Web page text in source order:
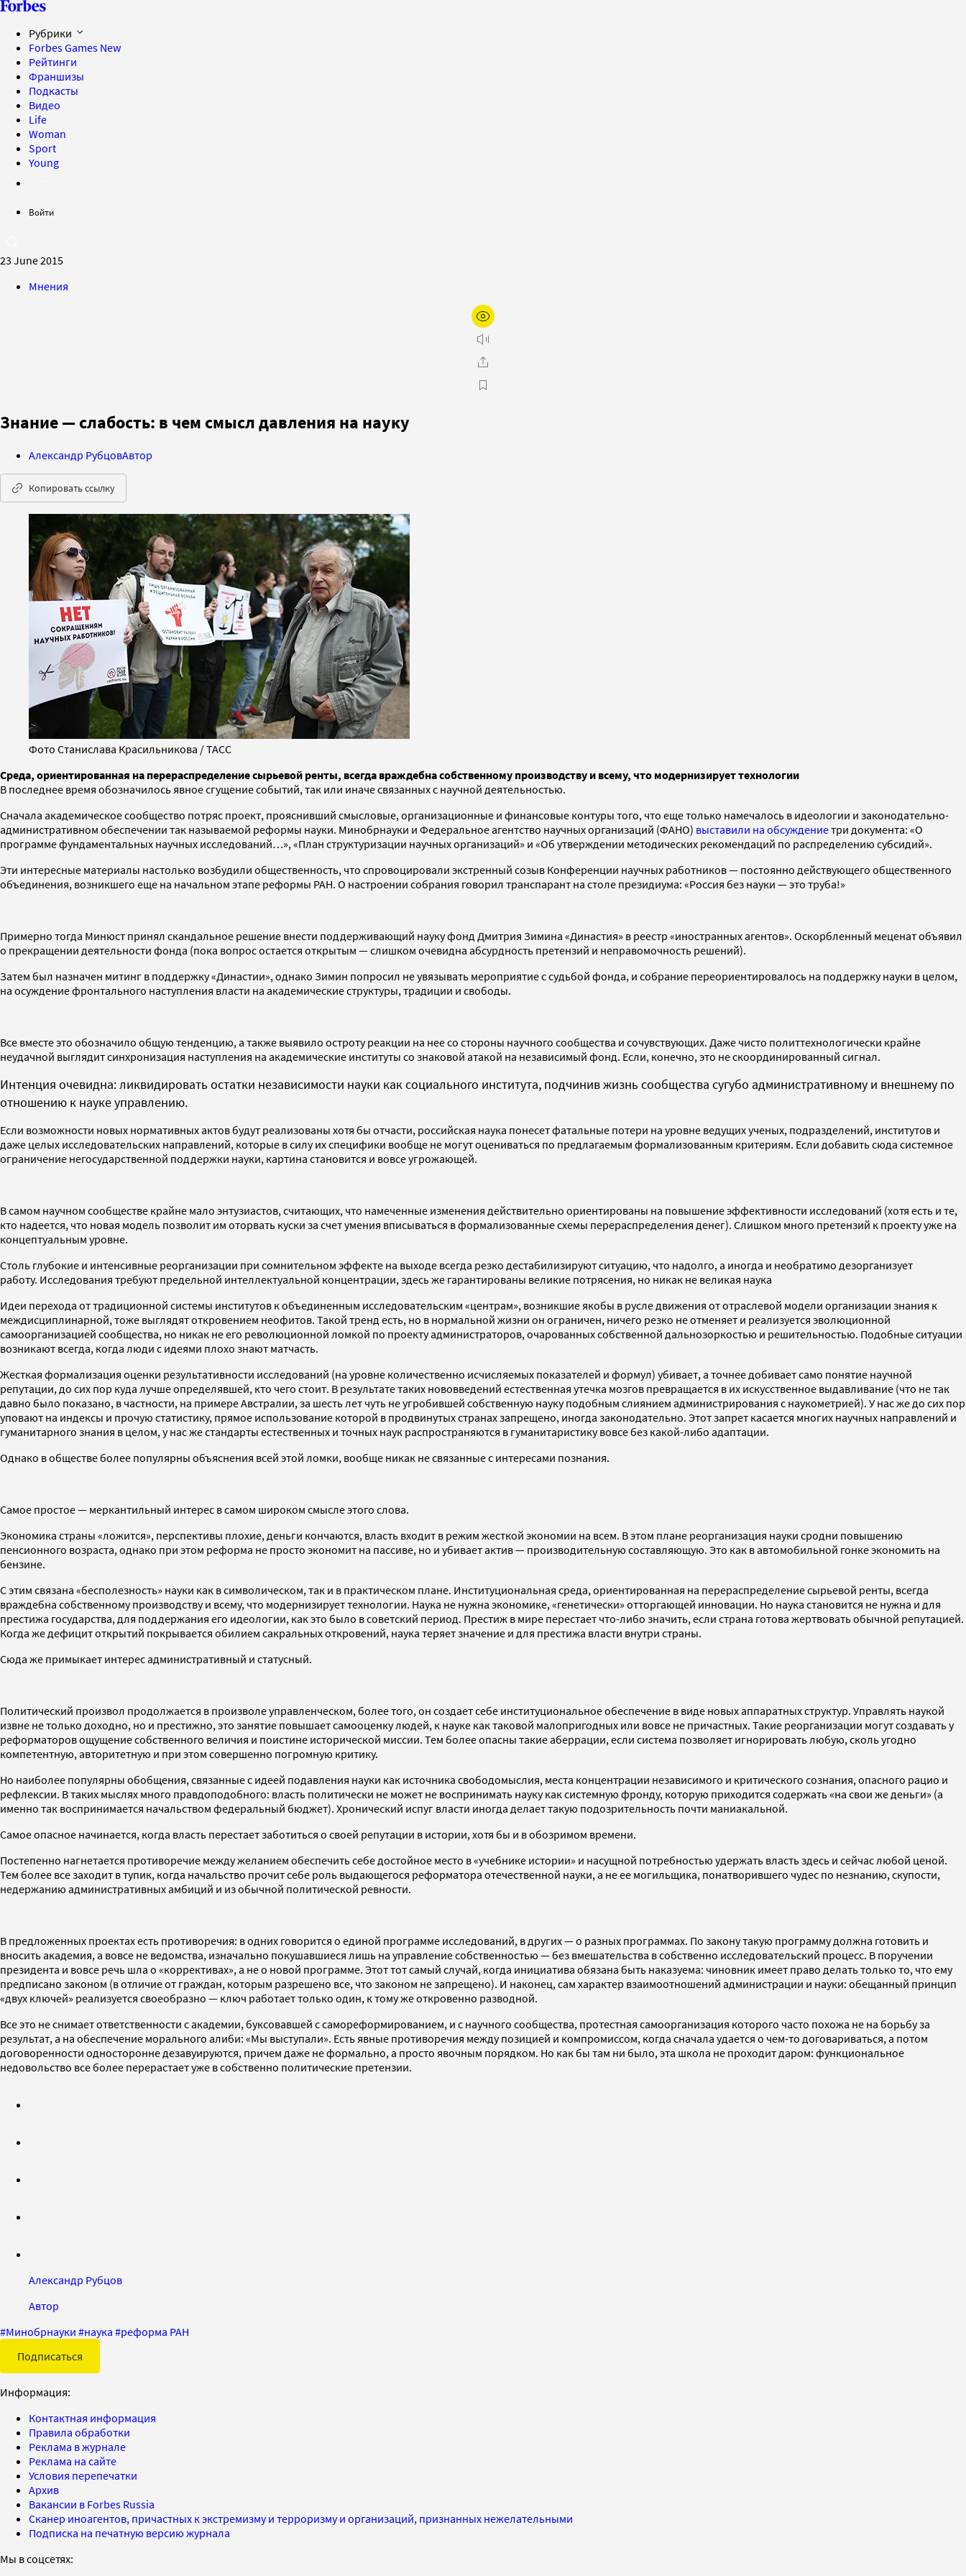
Рубрики
Forbes Games New
Рейтинги
Франшизы
Подкасты
Видео
Life
Woman
Sport
Young
Войти
23 June 2015
Мнения
Знание — слабость: в чем смысл давления на науку
Александр РубцовАвтор
Копировать ссылку
Фото Станислава Красильникова / ТАСС
Среда, ориентированная на перераспределение сырьевой ренты, всегда враждебна собственному производству и всему, что модернизирует технологии
В последнее время обозначилось явное сгущение событий, так или иначе связанных с научной деятельностью.
Сначала академическое сообщество потряс проект, прояснивший смысловые, организационные и финансовые контуры того, что еще только намечалось в идеологии и законодательно-
административном обеспечении так называемой реформы науки. Минобрнауки и Федеральное агентство научных организаций (ФАНО) выставили на обсуждениетри документа: «О
программе фундаментальных научных исследований…», «План структуризации научных организаций» и «Об утверждении методических рекомендаций по распределению субсидий».
Эти интересные материалы настолько возбудили общественность, что спровоцировали экстренный созыв Конференции научных работников — постоянно действующего общественного
объединения, возникшего еще на начальном этапе реформы РАН. О настроении собрания говорил транспарант на столе президиума: «Россия без науки — это труба!»
Примерно тогда Минюст принял скандальное решение внести поддерживающий науку фонд Дмитрия Зимина «Династия» в реестр «иностранных агентов». Оскорбленный меценат объявил
о прекращении деятельности фонда (пока вопрос остается открытым — слишком очевидна абсурдность претензий и неправомочность решений).
Затем был назначен митинг в поддержку «Династии», однако Зимин попросил не увязывать мероприятие с судьбой фонда, и собрание переориентировалось на поддержку науки в целом,
на осуждение фронтального наступления власти на академические структуры, традиции и свободы.
Все вместе это обозначило общую тенденцию, а также выявило остроту реакции на нее со стороны научного сообщества и сочувствующих. Даже чисто политтехнологически крайне
неудачной выглядит синхронизация наступления на академические институты со знаковой атакой на независимый фонд. Если, конечно, это не скоординированный сигнал.
Интенция очевидна: ликвидировать остатки независимости науки как социального института, подчинив жизнь сообщества сугубо административному и внешнему по
отношению к науке управлению.
Если возможности новых нормативных актов будут реализованы хотя бы отчасти, российская наука понесет фатальные потери на уровне ведущих ученых, подразделений, институтов и
даже целых исследовательских направлений, которые в силу их специфики вообще не могут оцениваться по предлагаемым формализованным критериям. Если добавить сюда системное
ограничение негосударственной поддержки науки, картина становится и вовсе угрожающей.
В самом научном сообществе крайне мало энтузиастов, считающих, что намеченные изменения действительно ориентированы на повышение эффективности исследований (хотя есть и те,
кто надеется, что новая модель позволит им оторвать куски за счет умения вписываться в формализованные схемы перераспределения денег). Слишком много претензий к проекту уже на
концептуальным уровне.
Столь глубокие и интенсивные реорганизации при сомнительном эффекте на выходе всегда резко дестабилизируют ситуацию, что надолго, а иногда и необратимо дезорганизует
работу. Исследования требуют предельной интеллектуальной концентрации, здесь же гарантированы великие потрясения, но никак не великая наука
Идеи перехода от традиционной системы институтов к объединенным исследовательским «центрам», возникшие якобы в русле движения от отраслевой модели организации знания к
междисциплинарной, тоже выглядят откровением неофитов. Такой тренд есть, но в нормальной жизни он ограничен, ничего резко не отменяет и реализуется эволюционной
самоорганизацией сообщества, но никак не его революционной ломкой по проекту администраторов, очарованных собственной дальнозоркостью и решительностью. Подобные ситуации
возникают всегда, когда люди с идеями плохо знают матчасть.
Жесткая формализация оценки результативности исследований (на уровне количественно исчисляемых показателей и формул) убивает, а точнее добивает само понятие научной
репутации, до сих пор куда лучше определявшей, кто чего стоит. В результате таких нововведений естественная утечка мозгов превращается в их искусственное выдавливание (что не так
давно было показано, в частности, на примере Австралии, за шесть лет чуть не угробившей собственную науку подобным слиянием администрирования с наукометрией). У нас же до сих пор
уповают на индексы и прочую статистику, прямое использование которой в продвинутых странах запрещено, иногда законодательно. Этот запрет касается многих научных направлений и
гуманитарного знания в целом, у нас же стандарты естественных и точных наук распространяются в гуманитаристику вовсе без какой-либо адаптации.
Однако в обществе более популярны объяснения всей этой ломки, вообще никак не связанные с интересами познания.
Самое простое — меркантильный интерес в самом широком смысле этого слова.
Экономика страны «ложится», перспективы плохие, деньги кончаются, власть входит в режим жесткой экономии на всем. В этом плане реорганизация науки сродни повышению
пенсионного возраста, однако при этом реформа не просто экономит на пассиве, но и убивает актив — производительную составляющую. Это как в автомобильной гонке экономить на
бензине.
С этим связана «бесполезность» науки как в символическом, так и в практическом плане. Институциональная среда, ориентированная на перераспределение сырьевой ренты, всегда
враждебна собственному производству и всему, что модернизирует технологии. Наука не нужна экономике, «генетически» отторгающей инновации. Но наука становится не нужна и для
престижа государства, для поддержания его идеологии, как это было в советский период. Престиж в мире перестает что-либо значить, если страна готова жертвовать обычной репутацией.
Когда же дефицит открытий покрывается обилием сакральных откровений, наука теряет значение и для престижа власти внутри страны.
Сюда же примыкает интерес административный и статусный.
Политический произвол продолжается в произволе управленческом, более того, он создает себе институциональное обеспечение в виде новых аппаратных структур. Управлять наукой
извне не только доходно, но и престижно, это занятие повышает самооценку людей, к науке как таковой малопригодных или вовсе не причастных. Такие реорганизации могут создавать у
реформаторов ощущение собственного величия и поистине исторической миссии. Тем более опасны такие аберрации, если система позволяет игнорировать любую, сколь угодно
компетентную, авторитетную и при этом совершенно погромную критику.
Но наиболее популярны обобщения, связанные с идеей подавления науки как источника свободомыслия, места концентрации независимого и критического сознания, опасного рацио и
рефлексии. В таких мыслях много правдоподобного: власть политически не может не воспринимать науку как системную фронду, которую приходится содержать «на свои же деньги» (а
именно так воспринимается начальством федеральный бюджет). Хронический испуг власти иногда делает такую подозрительность почти маниакальной.
Cамое опасное начинается, когда власть перестает заботиться о своей репутации в истории, хотя бы и в обозримом времени.
Постепенно нагнетается противоречие между желанием обеспечить себе достойное место в «учебнике истории» и насущной потребностью удержать власть здесь и сейчас любой ценой.
Тем более все заходит в тупик, когда начальство прочит себе роль выдающегося реформатора отечественной науки, а не ее могильщика, понатворившего чудес по незнанию, скупости,
недержанию административных амбиций и из обычной политической ревности.
В предложенных проектах есть противоречия: в одних говорится о единой программе исследований, в других — о разных программах. По закону такую программу должна готовить и
вносить академия, а вовсе не ведомства, изначально покушавшиеся лишь на управление собственностью — без вмешательства в собственно исследовательский процесс. В поручении
президента и вовсе речь шла о «коррективах», а не о новой программе. Этот тот самый случай, когда инициатива обязана быть наказуема: чиновник имеет право делать только то, что ему
предписано законом (в отличие от граждан, которым разрешено все, что законом не запрещено). И наконец, сам характер взаимоотношений администрации и науки: обещанный принцип
«двух ключей» реализуется своеобразно — ключ работает только один, к тому же откровенно разводной.
Все это не снимает ответственности с академии, буксовавшей с самореформированием, и с научного сообщества, протестная самоорганизация которого часто похожа не на борьбу за
результат, а на обеспечение морального алиби: «Мы выступали». Есть явные противоречия между позицией и компромиссом, когда сначала удается о чем-то договариваться, а потом
договоренности односторонне дезавуируются, причем даже не формально, а просто явочным порядком. Но как бы там ни было, эта школа не проходит даром: функциональное
недовольство все более перерастает уже в собственно политические претензии.
Александр Рубцов
Автор
#Минобрнауки #наука #реформа РАН
Подписаться
Информация:
Контактная информация
Правила обработки
Реклама в журнале
Реклама на сайте
Условия перепечатки
Архив
Вакансии в Forbes Russia
Сканер иноагентов, причастных к экстремизму и терроризму и организаций, признанных нежелательными
Подписка на печатную версию журнала
Мы в соцсетях: